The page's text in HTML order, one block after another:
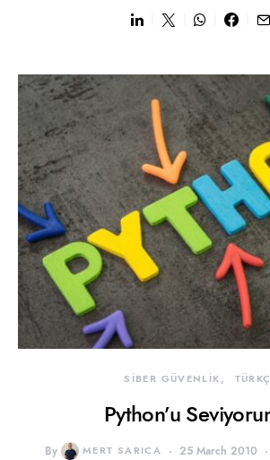
SİBER GÜVENLİK
Python’u
By MERT SARICA 25 March 2010